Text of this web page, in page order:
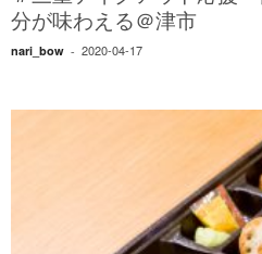
分が味わえる＠津市
nari_bow - 2020-04-17